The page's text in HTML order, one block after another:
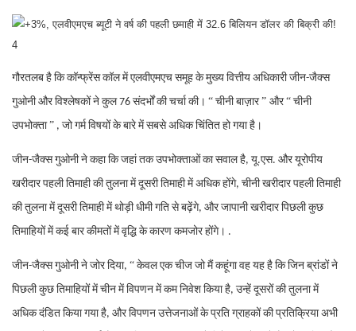
गौरतलब है कि कॉन्फ्रेंस कॉल में एलवीएमएच समूह के मुख्य वित्तीय अधिकारी जीन-जैक्स
गुओनी और विश्लेषकों ने कुल 76 संदर्भों की चर्चा की। “ चीनी बाज़ार” और“ चीनी
उपभोक्ता” , जो गर्म विषयों के बारे में सबसे अधिक चिंतित हो गया है।
जीन-जैक्स गुओनी ने कहा कि जहां तक ​​उपभोक्ताओं का सवाल है, यू.एस. और यूरोपीय
खरीदार पहली तिमाही की तुलना में दूसरी तिमाही में अधिक होंगे, चीनी खरीदार पहली तिमाही
की तुलना में दूसरी तिमाही में थोड़ी धीमी गति से बढ़ेंगे, और जापानी खरीदार पिछली कुछ
तिमाहियों में कई बार कीमतों में वृद्धि के कारण कमजोर होंगे। .
जीन-जैक्स गुओनी ने जोर दिया, “ केवल एक चीज जो मैं कहूंगा वह यह है कि जिन ब्रांडों ने
पिछली कुछ तिमाहियों में चीन में विपणन में कम निवेश किया है, उन्हें दूसरों की तुलना में
अधिक दंडित किया गया है, और विपणन उत्तेजनाओं के प्रति ग्राहकों की प्रतिक्रिया अभी